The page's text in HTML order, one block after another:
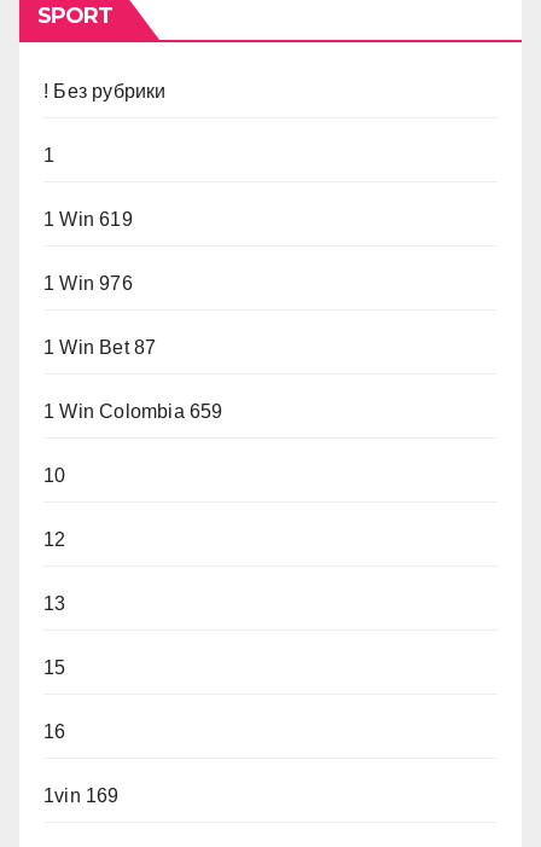
SPORT
! Без рубрики
1
1 Win 619
1 Win 976
1 Win Bet 87
1 Win Colombia 659
10
12
13
15
16
1vin 169